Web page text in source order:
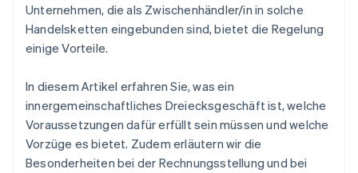
Unternehmen, die als Zwischenhändler/in in solche
Handelsketten eingebunden sind, bietet die Regelung
einige Vorteile.
In diesem Artikel erfahren Sie, was ein
innergemeinschaftliches Dreiecksgeschäft ist, welche
Voraussetzungen dafür erfüllt sein müssen und welche
Vorzüge es bietet. Zudem erläutern wir die
Besonderheiten bei der Rechnungsstellung und bei